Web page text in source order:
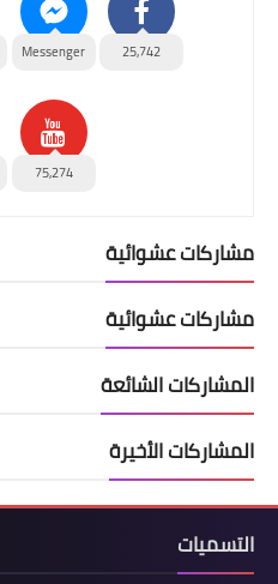
25,742
Messenger
75,274
مشاركات عشوائية
مشاركات عشوائية
المشاركات الشائعة
المشاركات الأخيرة
التسميات